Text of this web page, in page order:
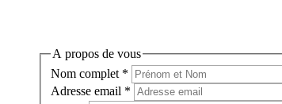
A propos de vous
Nom complet *
Adresse email *